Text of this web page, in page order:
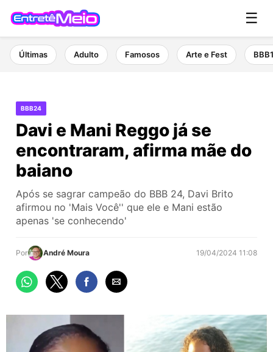
☰
Últimas Adulto Famosos Arte e Fest
BBB24
Davi e Mani Reggo já se
encontraram, afirma mãe do
baiano
Após se sagrar campeão do BBB 24, Davi Brito
afirmou no 'Mais Você'' que ele e Mani estão
apenas 'se conhecendo'
Por André Moura 19/04/2024 11:08